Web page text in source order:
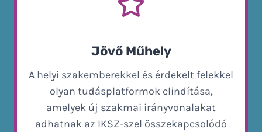
Jövő Műhely
A helyi szakemberekkel és érdekelt felekkel
olyan tudásplatformok elindítása,
amelyek új szakmai irányvonalakat
adhatnak az IKSZ-szel összekapcsolódó